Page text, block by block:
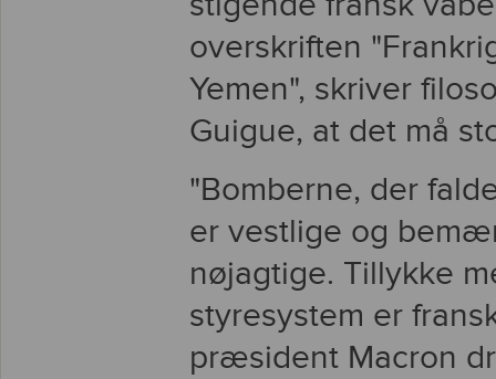
overskriften
Yemen", skriver
Guigue, at det må
"Bomberne, der
er vestlige og
nøjagtige. Tillykke
styresystem er
præsident Macron